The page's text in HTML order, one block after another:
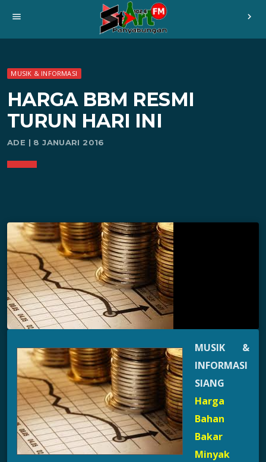
menu chevron_right
MUSIK & INFORMASI
HARGA BBM RESMI
TURUN HARI INI
ADE | 8 JANUARI 2016
MUSIK &
INFORMASI
SIANG
Harga
Bahan
Bakar
Minyak